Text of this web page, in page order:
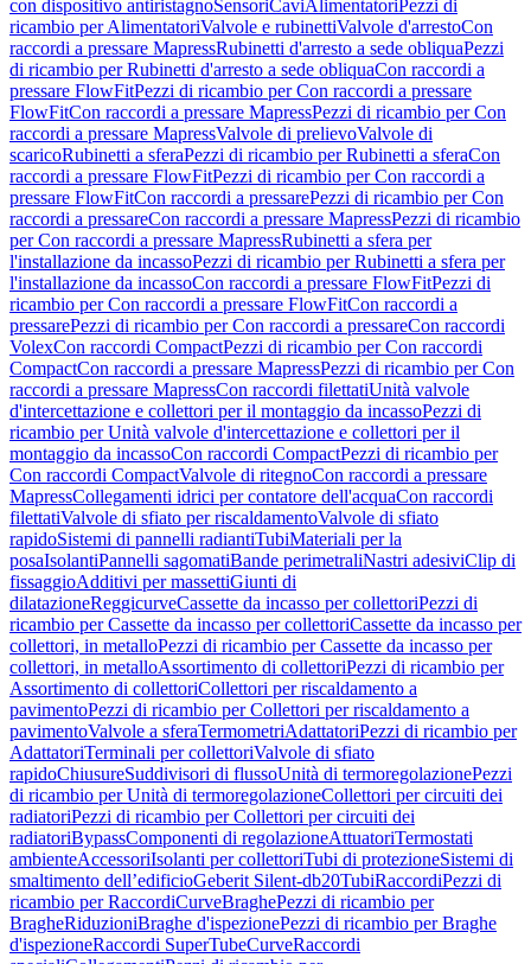
con dispositivo antiristagnoSensoriCaviAlimentatori Pezzi di
ricambio per AlimentatoriValvole e rubinettiValvole d'arrestoCon
raccordi a pressare MapressRubinetti d'arresto a sede obliquaPezzi
di ricambio per Rubinetti d'arresto a sede obliquaCon raccordi a
pressare FlowFitPezzi di ricambio per Con raccordi a pressare
FlowFitCon raccordi a pressare MapressPezzi di ricambio per Con
raccordi a pressare MapressValvole di prelievoValvole di
scaricoRubinetti a sferaPezzi di ricambio per Rubinetti a sferaCon
raccordi a pressare FlowFitPezzi di ricambio per Con raccordi a
pressare FlowFitCon raccordi a pressarePezzi di ricambio per Con
raccordi a pressareCon raccordi a pressare MapressPezzi di ricambio
per Con raccordi a pressare MapressRubinetti a sfera per
l'installazione da incassoPezzi di ricambio per Rubinetti a sfera per
l'installazione da incassoCon raccordi a pressare FlowFitPezzi di
ricambio per Con raccordi a pressare FlowFitCon raccordi a
pressarePezzi di ricambio per Con raccordi a pressareCon raccordi
VolexCon raccordi CompactPezzi di ricambio per Con raccordi
CompactCon raccordi a pressare MapressPezzi di ricambio per Con
raccordi a pressare MapressCon raccordi filettatiUnità valvole
d'intercettazione e collettori per il montaggio da incassoPezzi di
ricambio per Unità valvole d'intercettazione e collettori per il
montaggio da incassoCon raccordi CompactPezzi di ricambio per
Con raccordi CompactValvole di ritegnoCon raccordi a pressare
MapressCollegamenti idrici per contatore dell'acquaCon raccordi
filettatiValvole di sfiato per riscaldamentoValvole di sfiato
rapidoSistemi di pannelli radiantiTubiMateriali per la
posaIsolantiPannelli sagomatiBande perimetraliNastri adesiviClip di
fissaggioAdditivi per massettiGiunti di
dilatazioneReggicurveCassette da incasso per collettoriPezzi di
ricambio per Cassette da incasso per collettoriCassette da incasso per
collettori, in metalloPezzi di ricambio per Cassette da incasso per
collettori, in metalloAssortimento di collettoriPezzi di ricambio per
Assortimento di collettoriCollettori per riscaldamento a
pavimentoPezzi di ricambio per Collettori per riscaldamento a
pavimentoValvole a sferaTermometriAdattatoriPezzi di ricambio per
AdattatoriTerminali per collettoriValvole di sfiato
rapidoChiusureSuddivisori di flussoUnità di termoregolazionePezzi
di ricambio per Unità di termoregolazioneCollettori per circuiti dei
radiatoriPezzi di ricambio per Collettori per circuiti dei
radiatoriBypassComponenti di regolazioneAttuatoriTermostati
ambienteAccessoriIsolanti per collettoriTubi di protezioneSistemi di
smaltimento dell’edificioGeberit Silent-db20TubiRaccordiPezzi di
ricambio per RaccordiCurveBraghePezzi di ricambio per
BragheRiduzioniBraghe d'ispezionePezzi di ricambio per Braghe
d'ispezioneRaccordi SuperTubeCurveRaccordi